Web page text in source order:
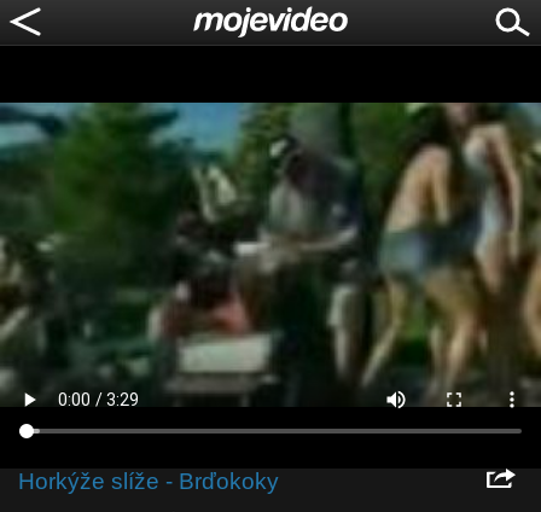
Horkýže slíže - Brďokoky